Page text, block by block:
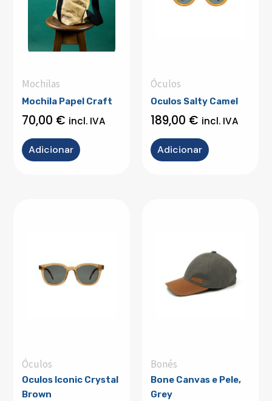
Mochilas
Mochila Papel Craft
70,00 € incl. IVA
Adicionar
Óculos
Oculos Salty Camel
189,00 € incl. IVA
Adicionar
Óculos
Oculos Iconic Crystal
Brown
Bonés
Bone Canvas e Pele,
Grey